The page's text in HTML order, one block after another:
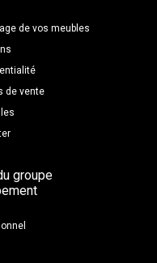
de vos meubles
de vente
groupe